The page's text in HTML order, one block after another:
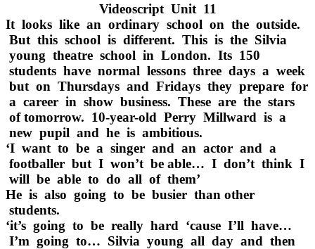
Videoscript Unit 11
It looks like an ordinary school on the outside.
But this school is different. This is the Silvia
young theatre school in London. Its 150
students have normal lessons three days a week
but on Thursdays and Fridays they prepare for
a career in show business. These are the stars
of tomorrow. 10-year-old Perry Millward is a
new pupil and he is ambitious.
‘I want to be a singer and an actor and a
footballer but I won’t be able… I don’t think I
will be able to do all of them’
He is also going to be busier than other
students.
‘it’s going to be really hard ‘cause I’ll have…
I’m going to… Silvia young all day and then